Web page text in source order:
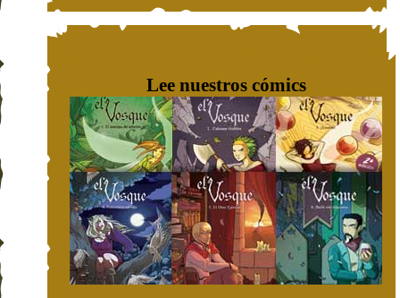
Lee nuestros cómics